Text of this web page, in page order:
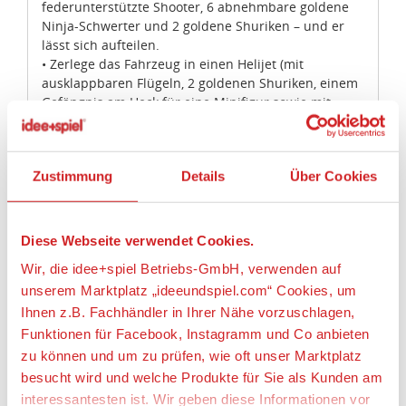
Zustimmung Details Über Cookies
Diese Webseite verwendet Cookies.
Wir, die idee+spiel Betriebs-GmbH, verwenden auf
unserem Marktplatz „ideeundspiel.com“ Cookies, um
Ihnen z.B. Fachhändler in Ihrer Nähe vorzuschlagen,
Funktionen für Facebook, Instagramm und Co anbieten
zu können und um zu prüfen, wie oft unser Marktplatz
besucht wird und welche Produkte für Sie als Kunden am
interessantesten ist. Wir geben diese Informationen vor
federunterstützte Shooter, 6 abnehmbare goldene
Ninja-Schwerter und 2 goldene Shuriken – und er
lässt sich aufteilen.
• Zerlege das Fahrzeug in einen Helijet (mit
ausklappbaren Flügeln, 2 goldenen Shuriken, einem
Gefängnis am Heck für eine Minifigur sowie mit
durchsichtigen Flammen), ein Riesen-Bike (mit den
beiden Schnell-Shootern) und 2 Raupen-Bikes (die
ausgestattet sind).
• Der Chenosaurus verfügt über 2 federunterstützte
einen abnehmbaren Stuhl und Reißzahndetails.
Mei sterYangs Aeroklinge, eine Anacondrai-Klinge,
ein Anacondrai-Schwert, 2 goldene Sai, 4 goldene
Schwerter und 2 goldene Shuriken.
• Das Zubehör umfasst unter anderem Meister
Yangs Laterne.
• Stell deine Lieblingsszenen aus der TV-Serie
„NINJAGO™: Meister des Spinjitzu“ nach.